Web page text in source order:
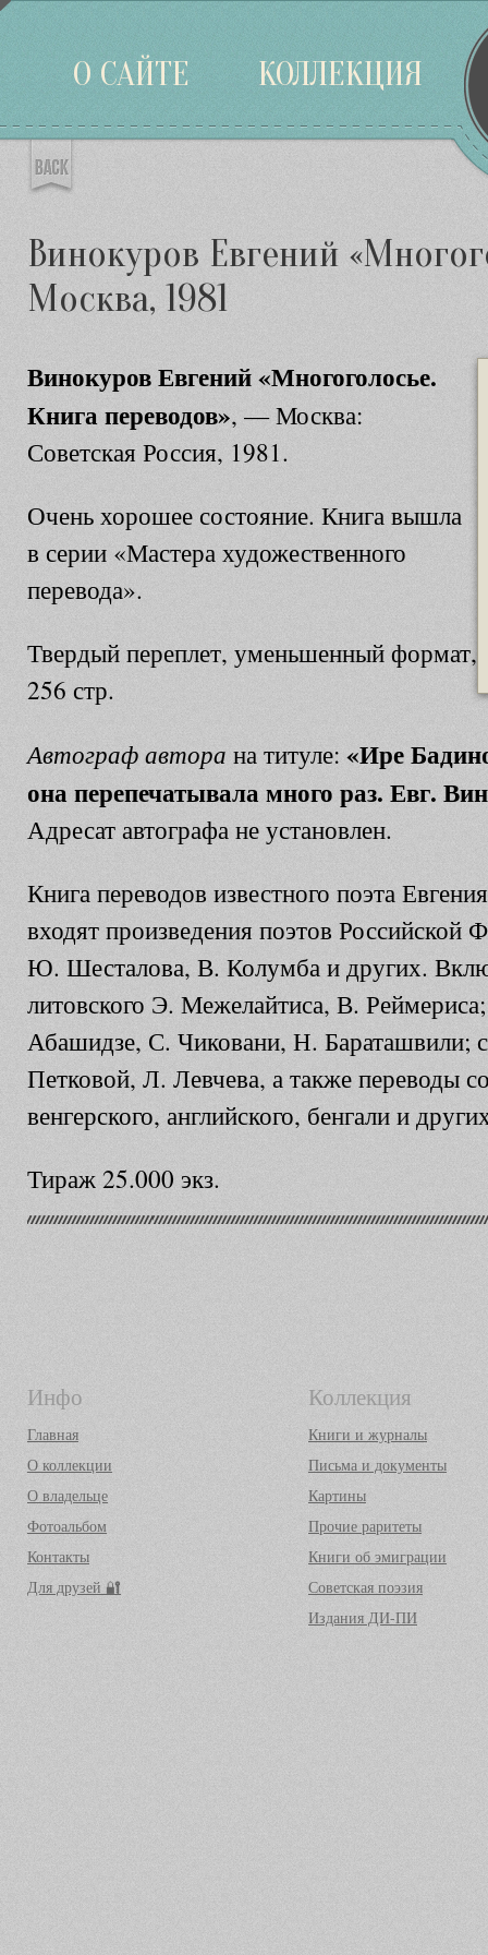
О САЙТЕ КОЛЛЕКЦИЯ
Винокуров Евгений
Москва, 1981
Винокуров Евгений «Многоголосье.
Книга переводов», — Москва:
Советская Россия, 1981.
Очень хорошее состояние. Книга вышла
в серии «Мастера художественного
перевода».
Твердый переплет, уменьшенный формат,
256 стр.
Автограф автора на титуле: «Ире
она перепечатывала много раз. Евг.
Адресат автографа не установлен.
Книга переводов известного поэта
входят произведения поэтов Российской
Ю. Шесталова, В. Колумба и других.
литовского Э. Межелайтиса, В.
Абашидзе, С. Чиковани, Н. Бараташвили;
Петковой, Л. Левчева, а также переводы
венгерского, английского, бенгали и
Тираж 25.000 экз.
Инфо
Главная
О коллекции
О владельце
Фотоальбом
Контакты
Для друзей 🔐
Коллекция
Книги и журналы
Письма и документы
Картины
Прочие раритеты
Книги об эмиграции
Советская поэзия
Издания ДИ-ПИ